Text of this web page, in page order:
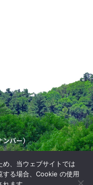
ンバー）
All Rights Reserved.
め、当ウェブサイトでは
する場合、Cookie の使用